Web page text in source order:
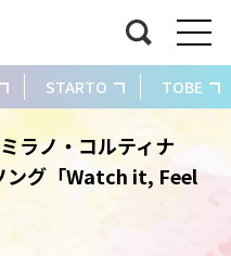
STARTO TOBE
ラノ・コルティナ
ング「Watch it, Feel